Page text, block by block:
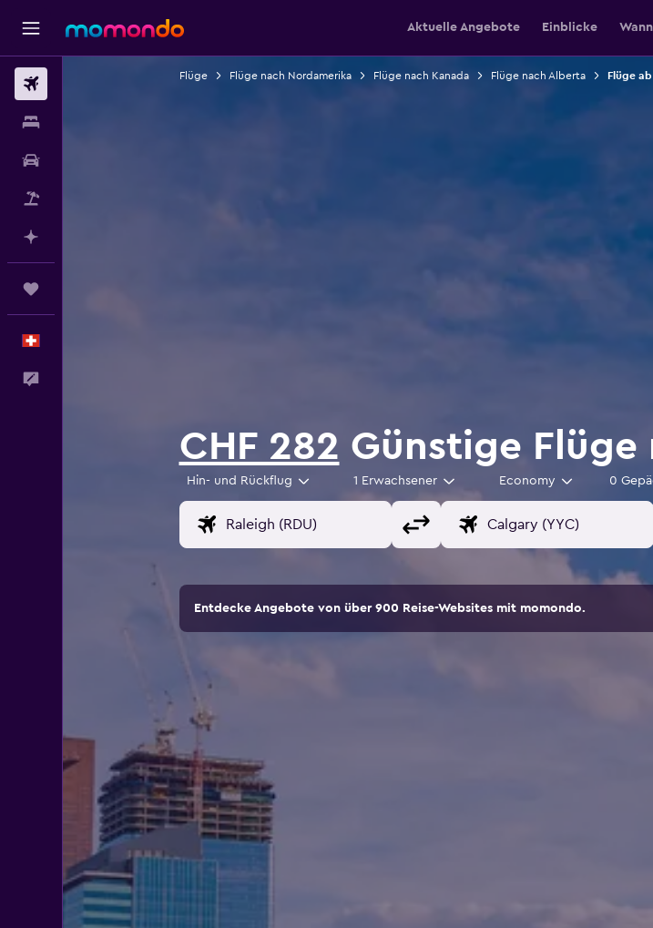
Aktuelle Angebote Einblicke
Flüge Flüge nach Nordamerika Flüge nach Kanada Flüge nach Alberta Flüge
CHF 282 Günstige Flüge
Hin- und Rückflug 1 Erwachsener Economy 0
Entdecke Angebote von über 900 Reise-Websites mit momondo.